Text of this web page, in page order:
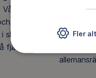
ideella
vuxna på
på
fjället.
många
naturen
Fler